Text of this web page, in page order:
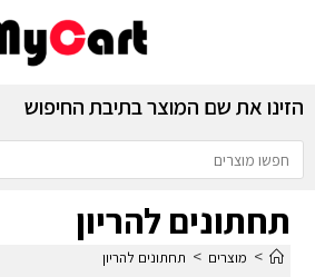
הזינו את שם המוצר בתיבת החיפוש
תחתונים להריון
> מוצרים > תחתונים להריון